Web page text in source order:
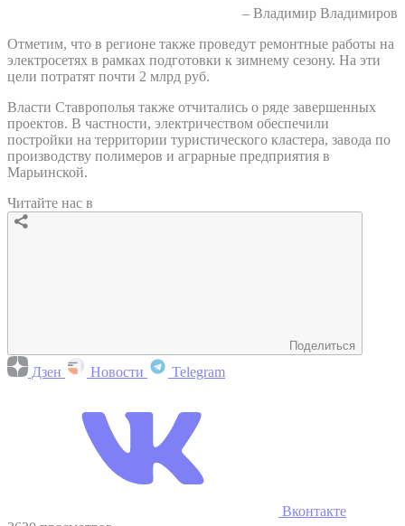
– Владимир Владимиров
Отметим, что в регионе также проведут ремонтные работы на
электросетях в рамках подготовки к зимнему сезону. На эти
цели потратят почти 2 млрд руб.
Власти Ставрополья также отчитались о ряде завершенных
проектов. В частности, электричеством обеспечили
постройки на территории туристического кластера, завода по
производству полимеров и аграрные предприятия в
Марьинской.
Читайте нас в
Поделиться
Дзен Новости Telegram
Вконтакте